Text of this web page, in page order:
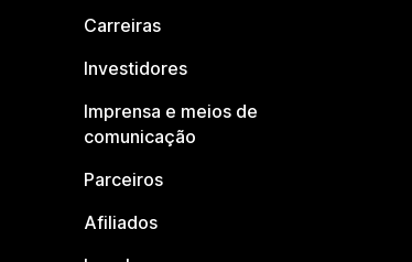
Carreiras
Investidores
Imprensa e meios de
comunicação
Parceiros
Afiliados